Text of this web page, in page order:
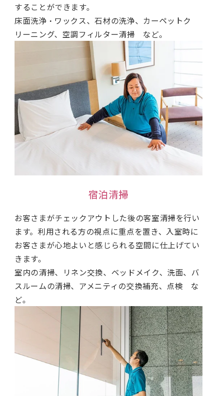
することができます。
床面洗浄・ワックス、石材の洗浄、カーペットク
リーニング、空調フィルター清掃 など。
宿泊清掃
お客さまがチェックアウトした後の客室清掃を行い
ます。利用される方の視点に重点を置き、入室時に
お客さまが心地よいと感じられる空間に仕上げてい
きます。
室内の清掃、リネン交換、ベッドメイク、洗面、バ
スルームの清掃、アメニティの交換補充、点検 な
ど。